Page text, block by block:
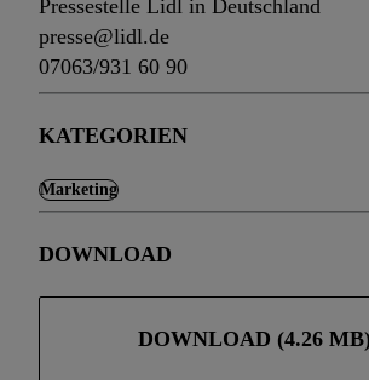
Pressestelle Lidl in Deutschland
presse@lidl.de
07063/931 60 90
KATEGORIEN
Marketing
DOWNLOAD
DOWNLOAD (4.26 MB)